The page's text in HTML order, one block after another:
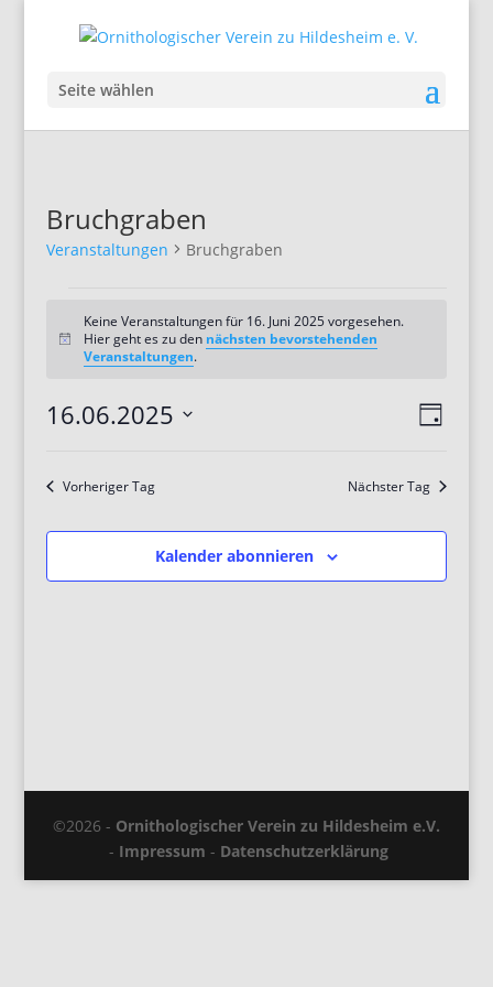
Seite wählen
Bruchgraben
Veranstaltungen Bruchgraben
für
16.
2025
Hinweis
Keine Veranstaltungen für 16. Juni 2025 vorgesehen.
Hier geht es zu den nächsten bevorstehenden
Veranstaltungen.
Tag
16.06.2025
Vorheriger Tag Nächster Tag
Kalender abonnieren
©2026 - Ornithologischer Verein zu Hildesheim e.V.
- Impressum - Datenschutzerklärung